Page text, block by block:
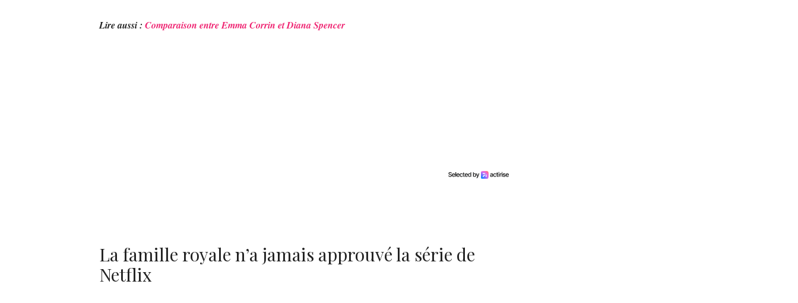
Lire aussi : Comparaison entre Emma Corrin et Diana Spencer
La famille royale n’a jamais approuvé la série de
Netflix